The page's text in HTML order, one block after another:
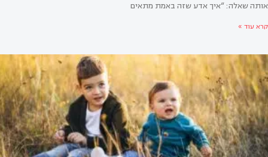
לי להיות מדריכת הורים? המדריך המלא למקצוע הדרכת
אותה שאלה: “איך אדע שזה באמת מתאים
קרא עוד »